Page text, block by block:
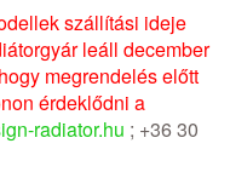
szállítási ideje
leáll december
megrendelés előtt
érdeklődni a
radiator.hu ; +36 30